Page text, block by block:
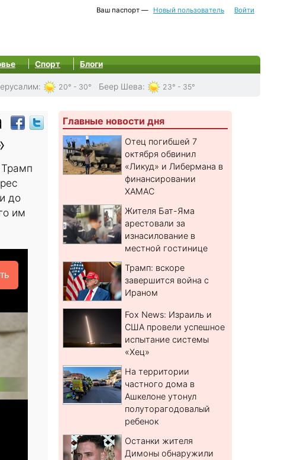
Ваш паспорт — Новый пользователь Войти
Спорт Блоги
: 20° - 30° Беер Шева: 23° - 35°
до
им
Главные новости дня
Отец погибшей 7
октября обвинил
«Ликуд» и Либермана в
финансировании
ХАМАС
Жителя Бат-Яма
арестовали за
изнасилование в
местной гостинице
Трамп: вскоре
завершится война с
Ираном
Fox News: Израиль и
США провели успешное
испытание системы
«Хец»
На территории
частного дома в
Ашкелоне утонул
полуторагодовалый
ребенок
Останки жителя
Димоны обнаружили